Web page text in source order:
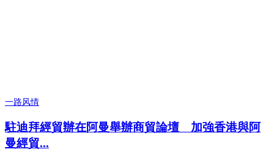
一路风情
駐迪拜經貿辦在阿曼舉辦商貿論壇 加強香港與阿
曼經貿...